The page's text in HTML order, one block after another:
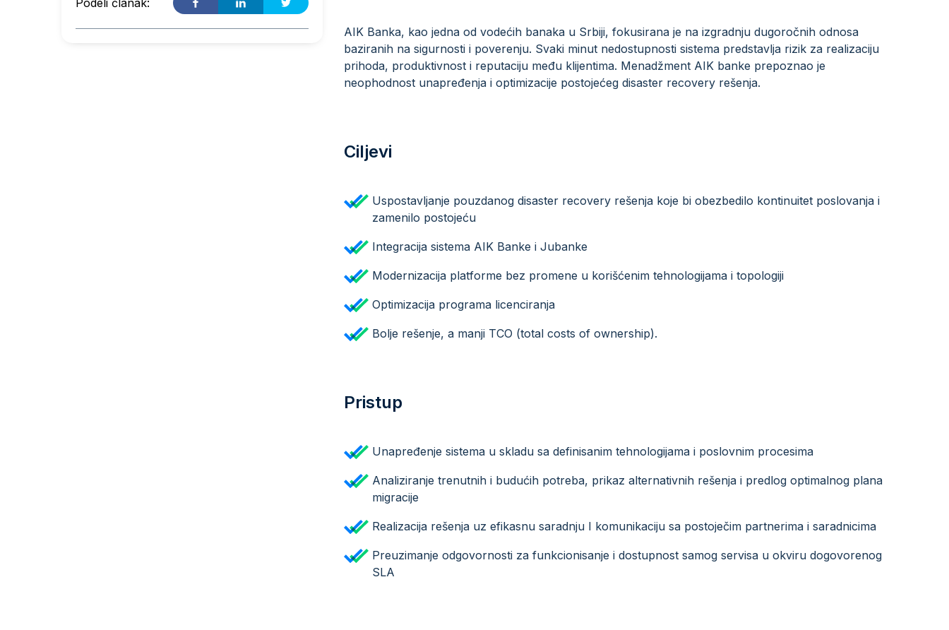
Podeli članak:
AIK Banka, kao jedna od vodećih banaka u Srbiji, fokusirana je na izgradnju dugoročnih odnosa
baziranih na sigurnosti i poverenju. Svaki minut nedostupnosti sistema predstavlja rizik za realizaciju
prihoda, produktivnost i reputaciju među klijentima. Menadžment AIK banke prepoznao je
neophodnost unapređenja i optimizacije postojećeg disaster recovery rešenja.
Ciljevi
Uspostavljanje pouzdanog disaster recovery rešenja koje bi obezbedilo kontinuitet poslovanja i
zamenilo postojeću
Integracija sistema AIK Banke i Jubanke
Modernizacija platforme bez promene u korišćenim tehnologijama i topologiji
Optimizacija programa licenciranja
Bolje rešenje, a manji TCO (total costs of ownership).
Pristup
Unapređenje sistema u skladu sa definisanim tehnologijama i poslovnim procesima
Analiziranje trenutnih i budućih potreba, prikaz alternativnih rešenja i predlog optimalnog plana
migracije
Realizacija rešenja uz efikasnu saradnju I komunikaciju sa postoječim partnerima i saradnicima
Preuzimanje odgovornosti za funkcionisanje i dostupnost samog servisa u okviru dogovorenog
SLA